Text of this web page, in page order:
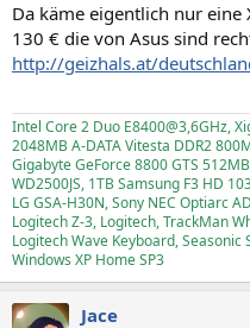
Da käme eigentlich nur eine
130 € die von Asus sind
http://geizhals.at/
Intel Core 2 Duo E8400@3,6GHz,
2048MB A-DATA Vitesta DDR2
Gigabyte GeForce 8800 GTS
WD2500JS, 1TB Samsung F3 HD
LG GSA-H30N, Sony NEC Optiarc
Logitech Z-3, Logitech, TrackMan
Logitech Wave Keyboard,
Windows XP Home SP3
Jace